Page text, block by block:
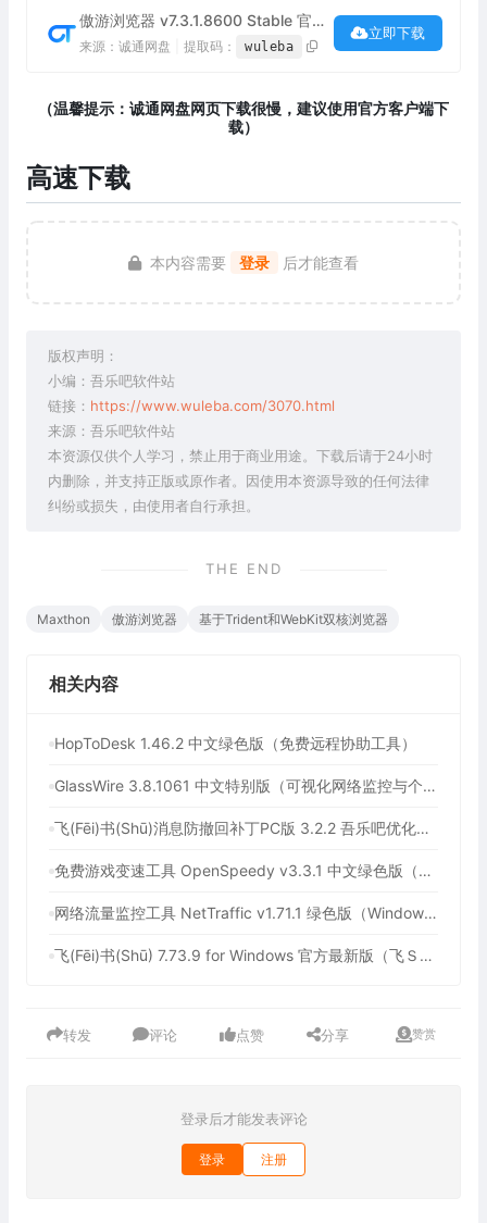
傲游浏览器 v7.3.1.8600 Stable 官方便携版下载
来源：诚通网盘 提取码： wuleba
立即下载
（温馨提示：诚通网盘网页下载很慢，建议使用官方客户端下
载）
高速下载
本内容需要 登录 后才能查看
版权声明：
小编：吾乐吧软件站
链接： https://www.wuleba.com/3070.html
来源：吾乐吧软件站
本资源仅供个人学习，禁止用于商业用途。下载后请于24小时
内删除，并支持正版或原作者。因使用本资源导致的任何法律
纠纷或损失，由使用者自行承担。
THE END
Maxthon 傲游浏览器 基于Trident和WebKit双核浏览器
相关内容
HopToDesk 1.46.2 中文绿色版（免费远程协助工具）
GlassWire 3.8.1061 中文特别版（可视化网络监控与个人防火墙）
飞(Fēi)书(Shū)消息防撤回补丁PC版 3.2.2 吾乐吧优化版（支持消息防撤回+支持消息永不已读）
免费游戏变速工具 OpenSpeedy v3.3.1 中文绿色版（所有应用速度加速100倍，支持部分网盘下载加速）
网络流量监控工具 NetTraffic v1.71.1 绿色版（Windows 轻量实时网速监控工具）
飞(Fēi)书(Shū) 7.73.9 for Windows 官方最新版（飞Ｓhū历史版本下载，协同办公平台，附送飞Ｓhū消息防撤回补丁）
转发 评论 点赞 分享 赞赏
登录后才能发表评论
登录 注册